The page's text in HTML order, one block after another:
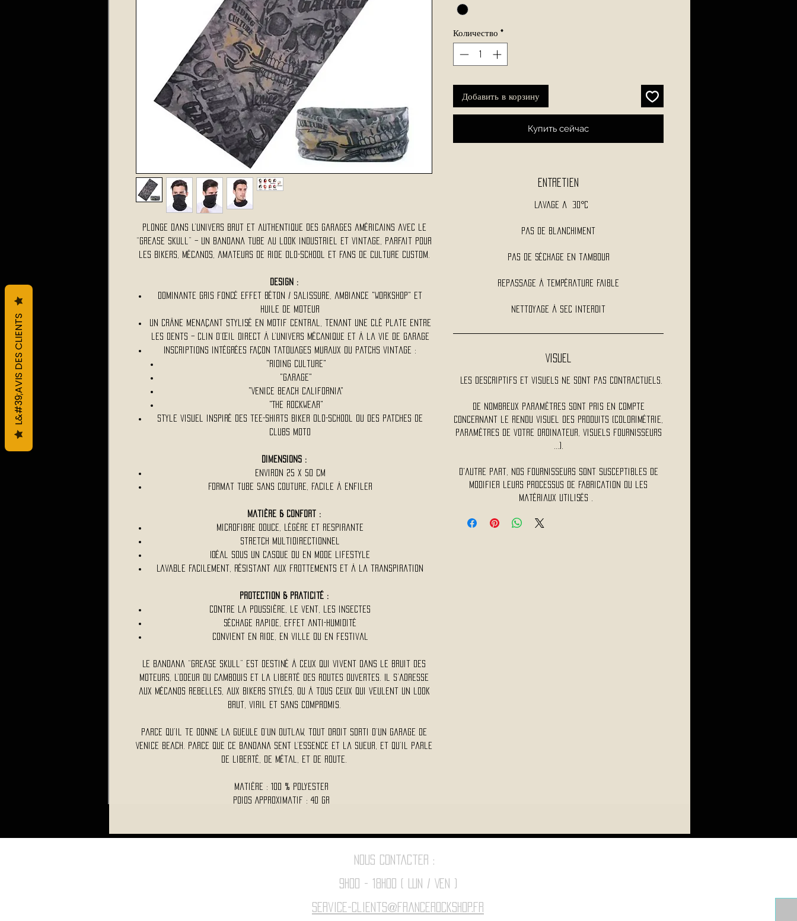
Plonge dans l’univers brut et authentique des garages américains avec le
“Grease Skull” – un bandana tube au look industriel et vintage, parfait pour
les bikers, mécanos, amateurs de ride old-school et fans de culture custom.
Design :
Dominante gris foncé effet béton / salissure, ambiance "workshop" et
huile de moteur
Un crâne menaçant stylisé en motif central, tenant une clé plate entre
les dents – clin d’œil direct à l’univers mécanique et à la vie de garage
Inscriptions intégrées façon tatouages muraux ou patchs vintage :
"Riding Culture"
"Garage"
"Venice Beach California"
"The Rockwear"
Style visuel inspiré des tee-shirts biker old-school ou des patches de
clubs moto
Dimensions :
Environ 25 x 50 cm
Format tube sans couture, facile à enfiler
Matière & Confort :
Microfibre douce, légère et respirante
Stretch multidirectionnel
Idéal sous un casque ou en mode lifestyle
Lavable facilement, résistant aux frottements et à la transpiration
Protection & Praticité :
Contre la poussière, le vent, les insectes
Séchage rapide, effet anti-humidité
Convient en ride, en ville ou en festival
Le bandana “Grease Skull” est destiné à ceux qui vivent dans le bruit des
moteurs, l’odeur du cambouis et la liberté des routes ouvertes. Il s’adresse
aux mécanos rebelles, aux bikers stylés, ou à tous ceux qui veulent un look
brut, viril et sans compromis.
Parce qu’il te donne la gueule d’un outlaw, tout droit sorti d’un garage de
Venice Beach. Parce que ce bandana sent l’essence et la sueur, et qu’il parle
de liberté, de métal, et de route.
Matière : 100 % Polyester
Poids Approximatif : 40 Gr
Количество *
Добавить в корзину
Купить сейчас
Entretien
Lavage a 30°C
Pas de blanchiment
Pas de séchage en tambour
Repassage à température faible
Nettoyage à sec interdit
Visuel
Les descriptifs et visuels ne sont pas contractuels.
De nombreux paramètres sont pris en compte
concernant le rendu visuel des produits (colorimétrie,
paramètres de votre ordinateur, visuels fournisseurs
D'autre part, nos fournisseurs sont susceptibles de
modifier leurs processus de fabrication ou les
matériaux utilisés .
Nous contacter :
9h00 - 18H00 ( Lun / Ven )
Service-clients@francerockshop.fr
L&#39;AVIS DES CLIENTS